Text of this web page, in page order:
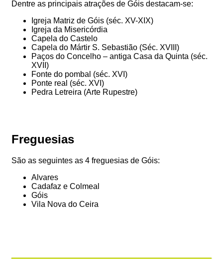
Dentre as principais atrações de Góis destacam-se:
Igreja Matriz de Góis (séc. XV-XIX)
Igreja da Misericórdia
Capela do Castelo
Capela do Mártir S. Sebastião (Séc. XVIII)
Paços do Concelho – antiga Casa da Quinta (séc.
XVII)
Fonte do pombal (séc. XVI)
Ponte real (séc. XVI)
Pedra Letreira (Arte Rupestre)
Freguesias
São as seguintes as 4 freguesias de Góis:
Alvares
Cadafaz e Colmeal
Góis
Vila Nova do Ceira